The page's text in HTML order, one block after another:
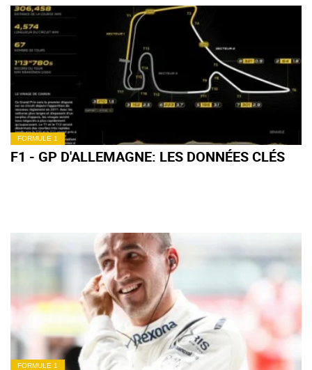
FORMULE 1
F1 - GP D'ALLEMAGNE: LES DONNÉES CLÉS
FORMULE 1